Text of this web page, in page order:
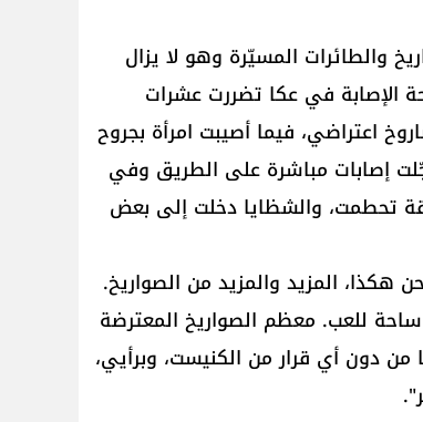
والطائرات المسيّرة وهو لا يزال
الإصابة في عكا تضررت عشرات
اعتراضي، فيما أصيبت امرأة بجروح
إصابات مباشرة على الطريق وفي
تحطمت، والشظايا دخلت إلى بعض
هكذا، المزيد والمزيد من الصواريخ.
للعب. معظم الصواريخ المعترضة
دون أي قرار من الكنيست، وبرأيي،